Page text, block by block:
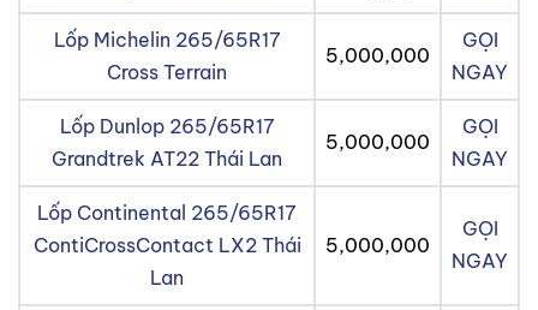
Lốp Michelin 265/65R17
Cross Terrain
5,000,000
GỌI
NGAY
Lốp Dunlop 265/65R17
Grandtrek AT22 Thái Lan
5,000,000
GỌI
NGAY
Lốp Continental 265/65R17
ContiCrossContact LX2 Thái
Lan
5,000,000
GỌI
NGAY